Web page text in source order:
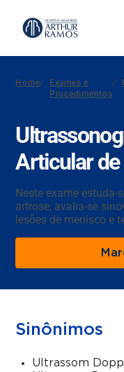
Home/
Exames e
Procedimentos
/
Articular
Neste exame estuda-
artrose, avalia-se
lesões de menisco e
Sinônimos
Ultrassom